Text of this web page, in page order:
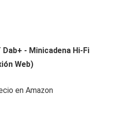
Dab+ - Minicadena Hi-Fi
Web)
en Amazon